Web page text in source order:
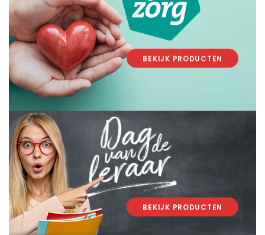
BEKIJK PRODUCTEN
BEKIJK PRODUCTEN